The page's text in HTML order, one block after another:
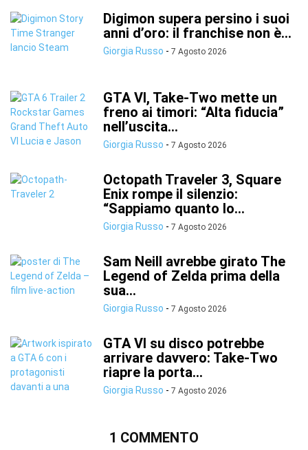
Digimon supera persino i suoi
anni d’oro: il franchise non è...
Giorgia Russo - 7 Agosto 2026
GTA VI, Take-Two mette un
freno ai timori: “Alta fiducia”
nell’uscita...
Giorgia Russo - 7 Agosto 2026
Octopath Traveler 3, Square
Enix rompe il silenzio:
“Sappiamo quanto lo...
Giorgia Russo - 7 Agosto 2026
Sam Neill avrebbe girato The
Legend of Zelda prima della
sua...
Giorgia Russo - 7 Agosto 2026
GTA VI su disco potrebbe
arrivare davvero: Take-Two
riapre la porta...
Giorgia Russo - 7 Agosto 2026
1 COMMENTO